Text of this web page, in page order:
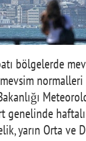
bölgelerde
normalleri
genelinde
yarın Orta ve